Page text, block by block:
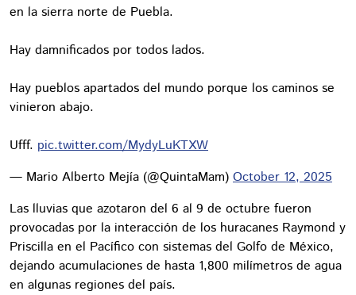
en la sierra norte de Puebla.
Hay damnificados por todos lados.
Hay pueblos apartados del mundo porque los caminos se
vinieron abajo.
Ufff. pic.twitter.com/MydyLuKTXW
— Mario Alberto Mejía (@QuintaMam) October 12, 2025
Las lluvias que azotaron del 6 al 9 de octubre fueron
provocadas por la interacción de los huracanes Raymond y
Priscilla en el Pacífico con sistemas del Golfo de México,
dejando acumulaciones de hasta 1,800 milímetros de agua
en algunas regiones del país.